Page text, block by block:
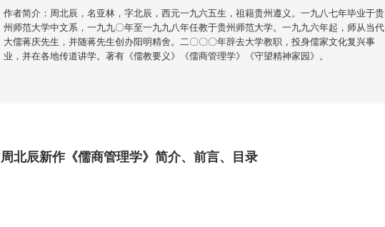
作者简介：周北辰，名亚林，字北辰，西元一九六五生，祖籍贵州遵义。一九八七年毕业于贵
州师范大学中文系，一九九〇年至一九九八年任教于贵州师范大学。一九九六年起，师从当代
大儒蒋庆先生，并随蒋先生创办阳明精舍。二〇〇〇年辞去大学教职，投身儒家文化复兴事
业，并在各地传道讲学。著有《儒教要义》《儒商管理学》《守望精神家园》。
周北辰新作《儒商管理学》简介、前言、目录